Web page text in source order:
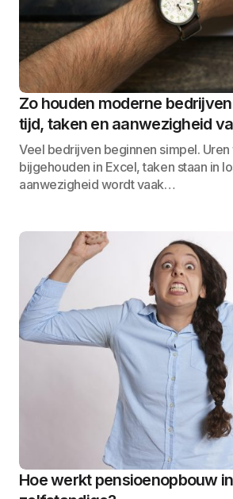
Zo houden moderne
tijd, taken en aanwezigheid
Veel bedrijven beginnen simpel.
bijgehouden in Excel, taken staan in
aanwezigheid wordt vaak…
Hoe werkt pensioenopbouw